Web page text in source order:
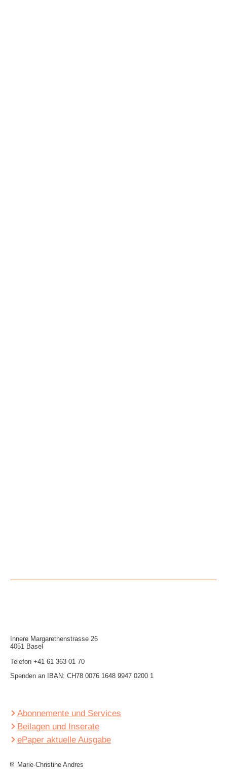
Innere Mar­garethen­strasse 26
4051 Basel
Telefon +41 61 363 01 70
Spenden an IBAN: CH78 0076 1648 9947 0200 1
Abonnemente und Services
Beilagen und Inserate
ePaper aktuelle Ausgabe
Marie-Christine Andres